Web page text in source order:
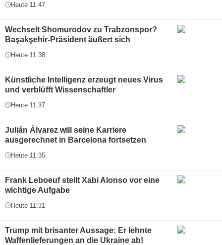
Heute 11:47
Wechselt Shomurodov zu Trabzonspor?
Başakşehir-Präsident äußert sich
Heute 11:38
Künstliche Intelligenz erzeugt neues Virus
und verblüfft Wissenschaftler
Heute 11:37
Julián Álvarez will seine Karriere
ausgerechnet in Barcelona fortsetzen
Heute 11:35
Frank Leboeuf stellt Xabi Alonso vor eine
wichtige Aufgabe
Heute 11:31
Trump mit brisanter Aussage: Er lehnte
Waffenlieferungen an die Ukraine ab!